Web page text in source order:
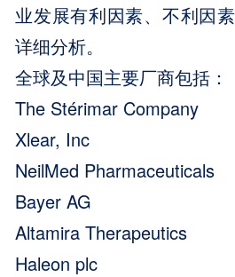
业发展有利因素、不利因
详细分析。
全球及中国主要厂商包括：
The Stérimar Company
Xlear, Inc
NeilMed Pharmaceuticals
Bayer AG
Altamira Therapeutics
Haleon plc